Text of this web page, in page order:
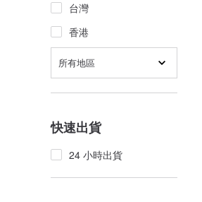
台灣
香港
所有地區
快速出貨
24 小時出貨